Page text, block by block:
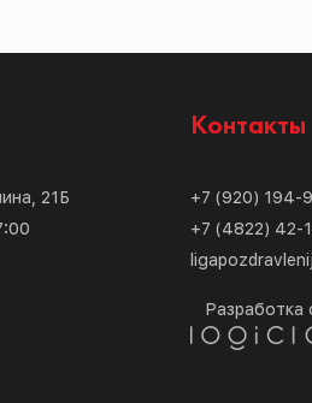
21Б
Контакты
+7 (920) 194-
+7 (4822) 42-
Разработка